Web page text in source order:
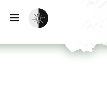
تفعيل الوضع المظلم